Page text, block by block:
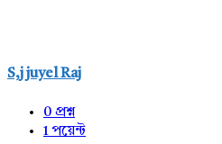
S,j juyel Raj
0 প্রশ্ন
1পয়েন্ট